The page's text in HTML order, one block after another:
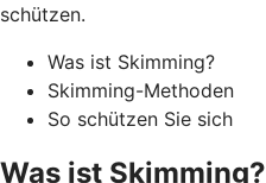
schützen.
Was ist Skimming?
Skimming-Methoden
So schützen Sie sich
Was ist Skimming?